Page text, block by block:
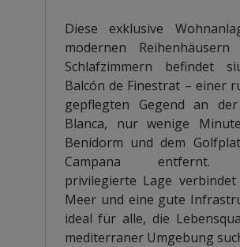
Diese exklusive
modernen
Schlafzimmern befindet
Balcón de Finestrat – einer
gepflegten Gegend an
Blanca, nur wenige
Benidorm und dem
Campana entfernt.
privilegierte Lage
Meer und eine gute
ideal für alle, die
mediterraner Umgebung